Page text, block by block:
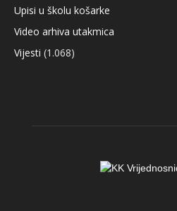
Upisi u školu košarke
Video arhiva utakmica
Vijesti (1.068)